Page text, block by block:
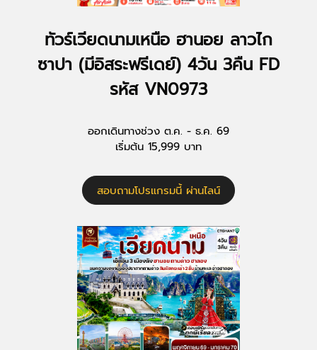
ทัวร์เวียดนามเหนือ ฮานอย ลาวไก
ซาปา (มีอิสระฟรีเดย์) 4วัน 3คืน FD
รหัส VN0973
ออกเดินทางช่วง ต.ค. - ธ.ค. 69
เริ่มต้น 15,999 บาท
สอบถามโปรแกรมนี้ ผ่านไลน์